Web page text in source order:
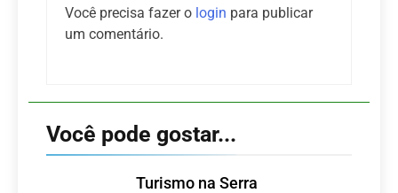
Você precisa fazer o login para publicar
um comentário.
Você pode gostar...
Turismo na Serra